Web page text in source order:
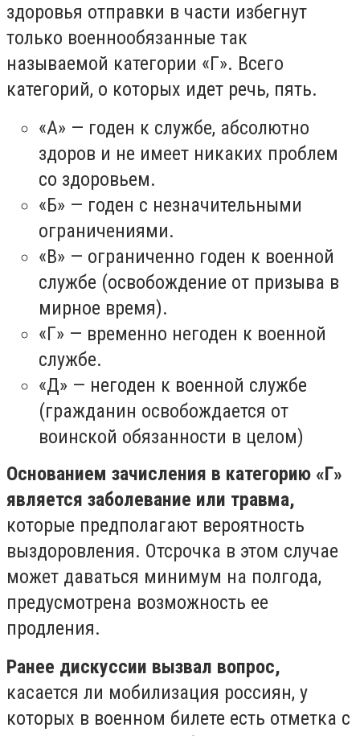
здоровья отправки в части избегнут
только военнообязанные так
называемой категории «Г». Всего
категорий, о которых идет речь, пять.
«А» — годен к службе, абсолютно
здоров и не имеет никаких проблем
со здоровьем.
«Б» — годен с незначительными
ограничениями.
«В» — ограниченно годен к военной
службе (освобождение от призыва в
мирное время).
«Г» — временно негоден к военной
службе.
«Д» — негоден к военной службе
(гражданин освобождается от
воинской обязанности в целом)
Основанием зачисления в категорию «Г»
является заболевание или травма,
которые предполагают вероятность
выздоровления. Отсрочка в этом случае
может даваться минимум на полгода,
предусмотрена возможность ее
продления.
Ранее дискуссии вызвал вопрос,
касается ли мобилизация россиян, у
которых в военном билете есть отметка с